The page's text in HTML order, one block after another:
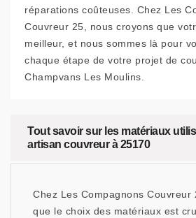
réparations coûteuses. Chez Les
Couvreur 25, nous croyons que
meilleur, et nous sommes là pour
chaque étape de votre projet de
Champvans Les Moulins.
Tout savoir sur les matériaux
artisan couvreur à 25170
Chez Les Compagnons Couvreur
que le choix des matériaux est